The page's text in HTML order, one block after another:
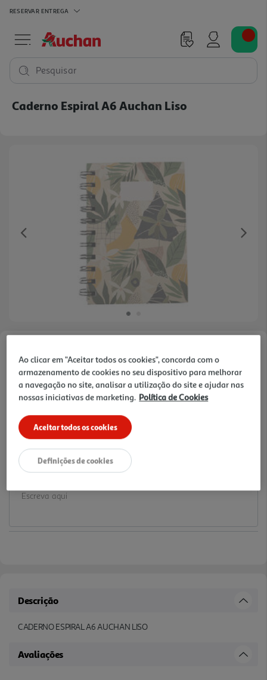
RESERVAR ENTREGA
Pesquisar
Caderno Espiral A6 Auchan Liso
Previous
1.45 €/un
1,45 €
Notas de preparação
Descrição
CADERNO ESPIRAL A6 AUCHAN LISO
Avaliações
Ao clicar em "Aceitar todos os cookies", concorda com o
armazenamento de cookies no seu dispositivo para melhorar
a navegação no site, analisar a utilização do site e ajudar nas
nossas iniciativas de marketing. Política de Cookies
Aceitar todos os cookies
Definições de cookies